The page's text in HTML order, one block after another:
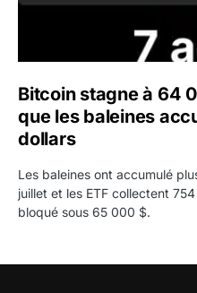
Bitcoin stagne à 64
que les baleines
dollars
Les baleines ont accumulé
juillet et les ETF collectent
bloqué sous 65 000 $.